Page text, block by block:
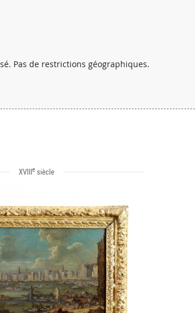
Pas de restrictions géographiques.
XVIIIesiècle